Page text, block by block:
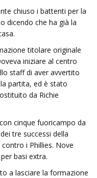
chiuso i battenti per la
dicendo che ha già la
titolare originale
iniziare al centro
staff di aver avvertito
partita, ed è stato
da Richie
cinque fuoricampo da
tre successi della
i Phillies. Nove
basi extra.
a lasciare la formazione